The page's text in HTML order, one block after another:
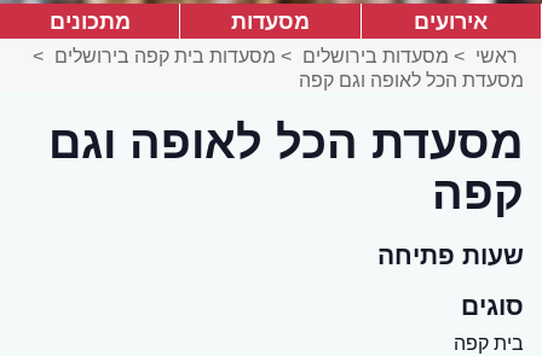
אירועים מסעדות מתכונים
ראשי > מסעדות בירושלים > מסעדות בית קפה בירושלים >
מסעדת הכל לאופה וגם קפה
מסעדת הכל לאופה וגם
קפה
שעות פתיחה
סוגים
בית קפה